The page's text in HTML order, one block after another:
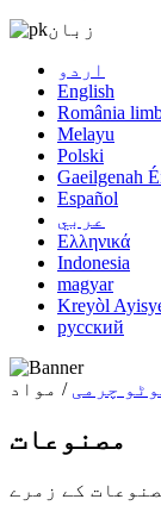
زبان
اردو
English
România
Melayu
Polski
Gaeilgenah
Español
عربي
Ελληνικά
Indonesia
magyar
Kreyòl
русский
چرمی / مواد
مصنوعات
کے زمرے